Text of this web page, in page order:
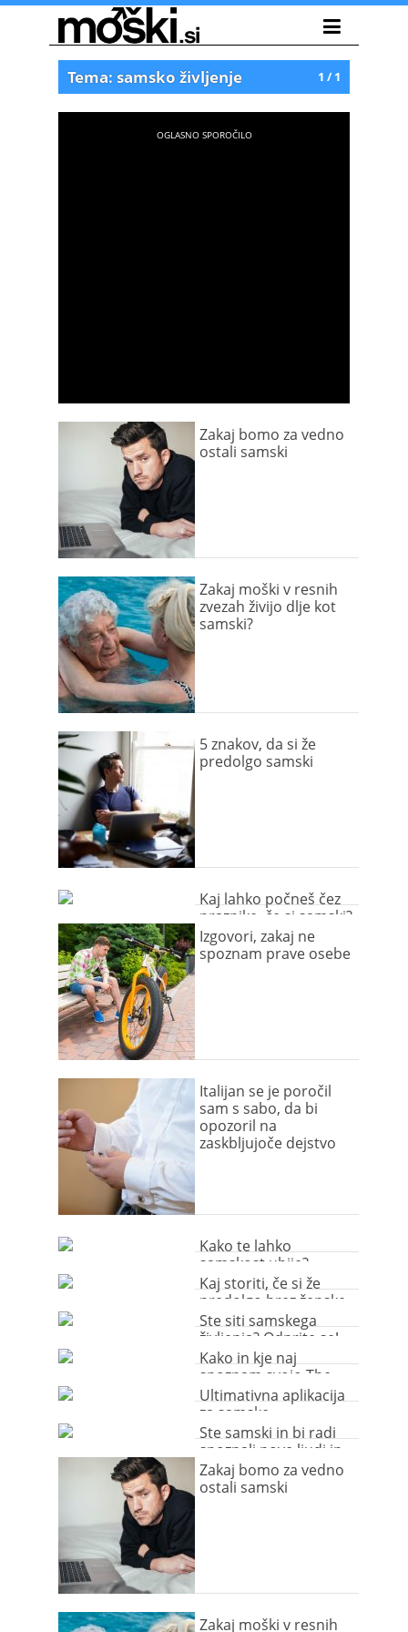
1 / 1
Tema: samsko življenje
Zakaj bomo za vedno
ostali samski
Zakaj moški v resnih
zvezah živijo dlje kot
samski?
5 znakov, da si že
predolgo samski
Kaj lahko počneš čez
praznike, če si samski?
Izgovori, zakaj ne
spoznam prave osebe
Italijan se je poročil
sam s sabo, da bi
opozoril na
zaskbljujoče dejstvo
Kako te lahko
samskost ubije?
Kaj storiti, če si že
predolgo brez ženske
Ste siti samskega
življenja? Odprite se!
Kako in kje naj
spoznam svojo The
One? Korak za
korakom.
Ultimativna aplikacija
za samske
Ste samski in bi radi
spoznali nove ljudi in
nekoga zase?
Zakaj bomo za vedno
ostali samski
Zakaj moški v resnih